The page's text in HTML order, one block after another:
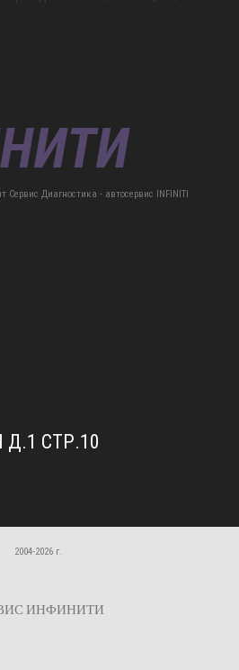
Диагностика - автосервис INFINITI
СТР.10